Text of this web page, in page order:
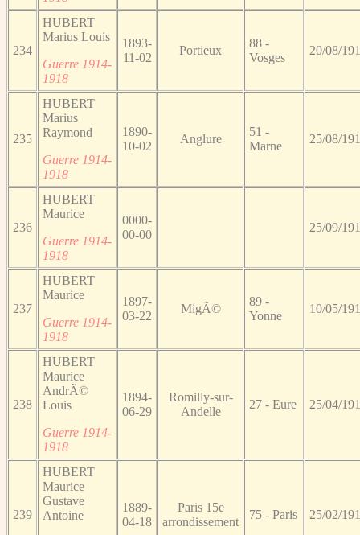
234
HUBERT
Marius Louis
Guerre 1914-
1918
1893-
11-02
Portieux
88 -
Vosges
20/08/
235
HUBERT
Marius
Raymond
Guerre 1914-
1918
1890-
10-02
Anglure
51 -
Marne
25/08/
236
HUBERT
Maurice
Guerre 1914-
1918
0000-
00-00
25/09/
237
HUBERT
Maurice
Guerre 1914-
1918
1897-
03-22
MigÃ©
89 -
Yonne
10/05/
238
HUBERT
Maurice
AndrÃ©
Louis
Guerre 1914-
1918
1894-
06-29
Romilly-sur-
Andelle
27 - Eure 25/04/
239
HUBERT
Maurice
Gustave
Antoine
1889-
04-18
Paris 15e
arrondissement
75 - Paris 25/02/